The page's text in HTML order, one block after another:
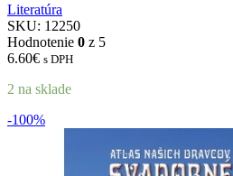
Literatúra
SKU: 12250
Hodnotenie 0 z 5
6.60€ s DPH
2 na sklade
-100%